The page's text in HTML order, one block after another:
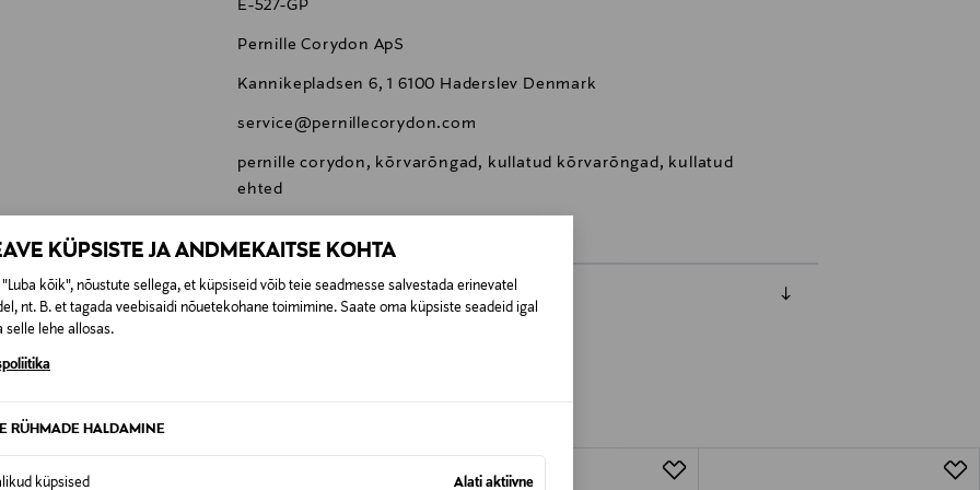
KÜPSISTE JA ANDMEKAITSE KOHTA
kõik", nõustute sellega, et küpsiseid võib teie seadmesse salvestada erinevatel
nt. B. et tagada veebisaidi nõuetekohane toimimine. Saate oma küpsiste seadeid igal
selle lehe allosas.
RÜHMADE HALDAMINE
küpsised Alati aktiivne
E-527-GP
Pernille Corydon ApS
Kannikepladsen 6, 1 6100 Haderslev Denmark
service@pernillecorydon.com
pernille corydon, kõrvarõngad, kullatud kõrvarõngad, kullatud
ehted
KA